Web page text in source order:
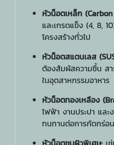
หัวน็อตเหล็ก
และเกรดแข็ง (4, 8,
โครงสร้างทั่วไป
หัวน็อตสแตนเลส
ต้องสัมผัสความชื้น สา
ในอุตสาหกรรมอาหาร
หัวน็อตทองเหลือง
ไฟฟ้า งานประปา แล
ทนทานต่อการกัดกร่อน